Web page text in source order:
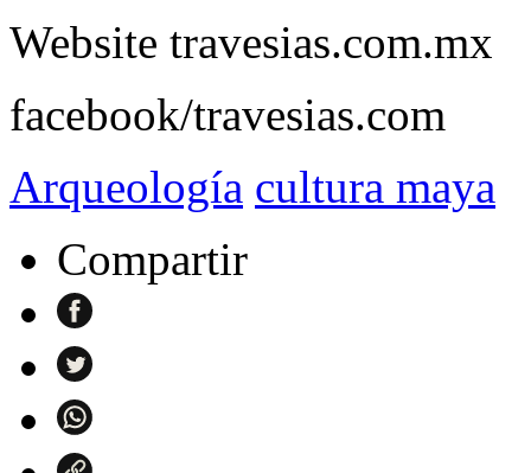
Website travesias.com.mx
facebook/travesias.com
Arqueología cultura maya
Compartir